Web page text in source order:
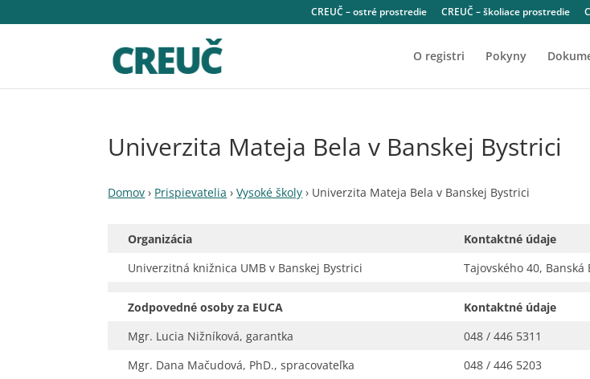
CREUČ – ostré prostredie CREUČ – školiace prostredie
O registri Pokyny
Univerzita Mateja Bela v Banskej Bystrici
Domov › Prispievatelia › Vysoké školy › Univerzita Mateja Bela v Banskej Bystrici
Organizácia Kontaktné údaje
Univerzitná knižnica UMB v Banskej Bystrici
Tajovského 40, Banská
Zodpovedné osoby za EUCA Kontaktné údaje
Mgr. Lucia Nižníková, garantka
048 / 446 5311
Mgr. Dana Mačudová, PhD., spracovateľka
048 / 446 5203